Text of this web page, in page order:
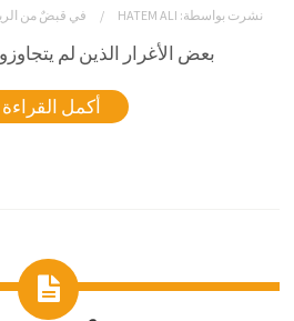
نشرت بواسطة: HATEM ALI في قبضٌ من
بعض الأغرار الذين لم
أكمل القراءة